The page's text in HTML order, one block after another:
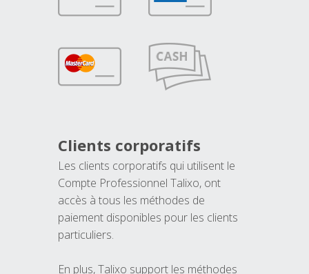
Clients corporatifs
Les clients corporatifs qui utilisent le
Compte Professionnel Talixo, ont
accès à tous les méthodes de
paiement disponibles pour les clients
particuliers.
En plus, Talixo support les méthodes